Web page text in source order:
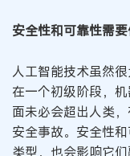
安全性和可靠性需
人工智能技术虽然
在一个初级阶段，
面未必会超出人类
安全事故。安全性
类型，也会影响它